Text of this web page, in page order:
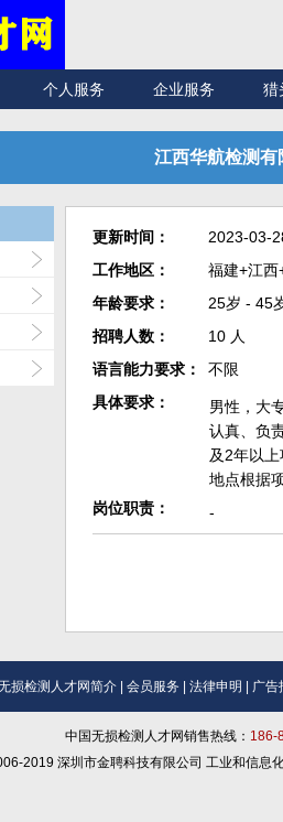
个人服务 企业服务 猎
江西华航检测
更新时间：
2023-03-
工作地区：
福建+江西
年龄要求：
25岁 - 45
招聘人数：
10 人
语言能力要求：
不限
具体要求：
男性，大
认真、负
及2年以
地点根据
岗位职责：
-
损检测人才网简介 |会员服务 |法律申明 广告
中国无损检测人才网销售热线： 186-
2019 深圳市金聘科技有限公司 工业和信息